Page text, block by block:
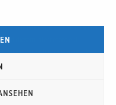
die zum Teil schon
mit diesem Internetprojekt
wollen, sich über spannende
Börsen-Investments zu informieren.